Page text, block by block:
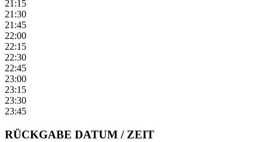
21:15
21:30
21:45
22:00
22:15
22:30
22:45
23:00
23:15
23:30
23:45
RÜCKGABE DATUM / ZEIT